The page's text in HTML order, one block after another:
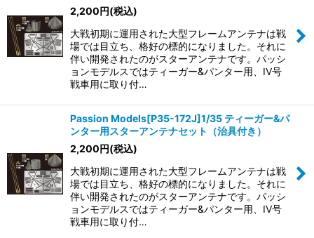
2,200円(税込)
大戦初期に運用された大型フレームアンテナは戦
場では目立ち、格好の標的になりました。それに
伴い開発されたのがスターアンテナです。パッシ
ョンモデルスではティーガー&パンター用、IV号
戦車用に取り付…
Passion Models[P35-172J]1/35 ティーガー&パ
ンター用スターアンテナセット（治具付き）
2,200円(税込)
大戦初期に運用された大型フレームアンテナは戦
場では目立ち、格好の標的になりました。それに
伴い開発されたのがスターアンテナです。パッシ
ョンモデルスではティーガー&パンター用、IV号
戦車用に取り付…